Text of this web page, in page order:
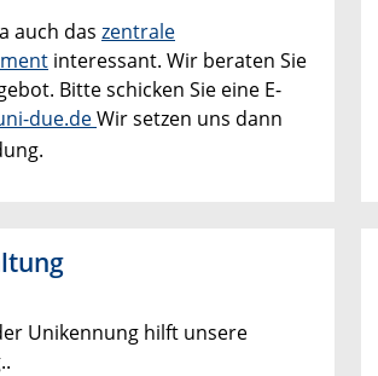
auch das zentrale
interessant. Wir beraten Sie
Bitte schicken Sie eine E-
due.deWir setzen uns dann
Unikennung hilft unsere